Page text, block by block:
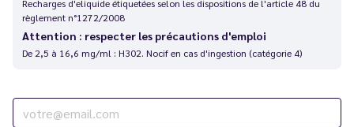
Recharges d'eliquide étiquetées selon les dispositions de l'article 48 du
règlement n°1272/2008
Attention : respecter les précautions d'emploi
De 2,5 à 16,6 mg/ml : H302. Nocif en cas d'ingestion (catégorie 4)